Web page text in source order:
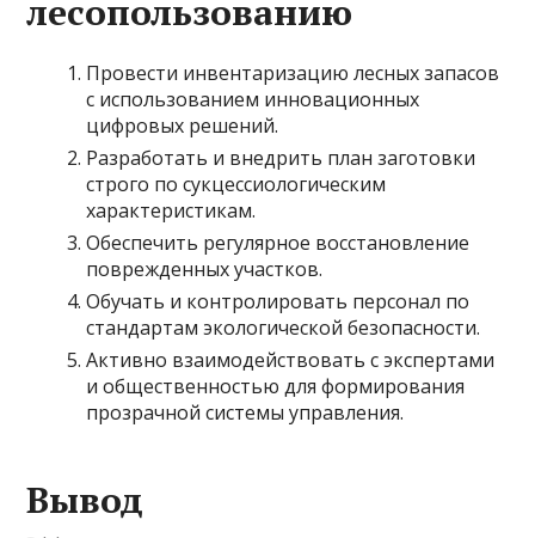
лесопользованию
Провести инвентаризацию лесных запасов
с использованием инновационных
цифровых решений.
Разработать и внедрить план заготовки
строго по сукцессиологическим
характеристикам.
Обеспечить регулярное восстановление
поврежденных участков.
Обучать и контролировать персонал по
стандартам экологической безопасности.
Активно взаимодействовать с экспертами
и общественностью для формирования
прозрачной системы управления.
Вывод